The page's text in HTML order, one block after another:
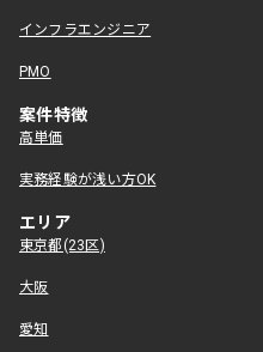
インフラエンジニア
PMO
案件特徴
高単価
実務経験が浅い方OK
エリア
東京都(23区)
大阪
愛知